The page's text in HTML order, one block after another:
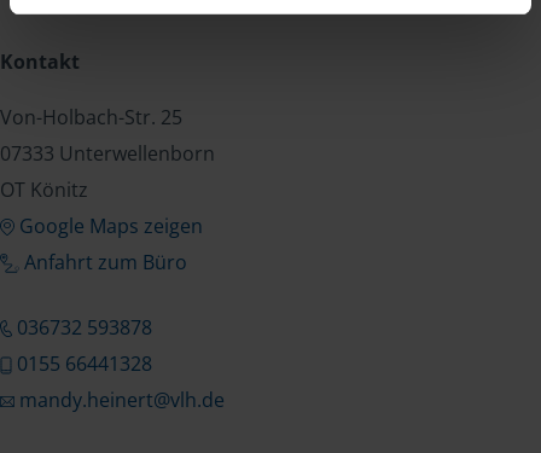
Kontakt
Von-Holbach-Str. 25
07333 Unterwellenborn
OT Könitz
Google Maps zeigen
Anfahrt zum Büro
036732 593878
0155 66441328
mandy.heinert@vlh.de